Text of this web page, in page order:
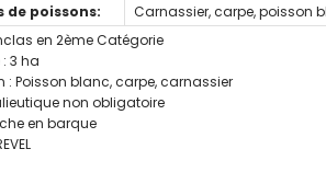
de poissons:
Carnassier, carpe, poisson
en 2ème Catégorie
3 ha
: Poisson blanc, carpe, carnassier
non obligatoire
en barque